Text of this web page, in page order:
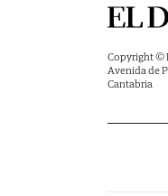
Copyright ©
Avenida de
Cantabria